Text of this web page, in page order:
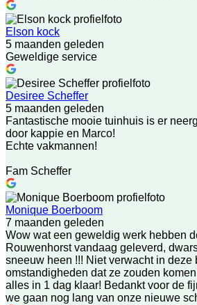
Elson kock
5 maanden geleden
Geweldige service
Desiree Scheffer
5 maanden geleden
Fantastische mooie tuinhuis is er
door kappie en Marco!
Echte vakmannen!
Fam Scheffer
Monique Boerboom
7 maanden geleden
Wow wat een geweldig werk hebben
Rouwenhorst vandaag geleverd,
sneeuw heen !!! Niet verwacht in deze
omstandigheden dat ze zouden
alles in 1 dag klaar! Bedankt voor de
we gaan nog lang van onze nieuwe